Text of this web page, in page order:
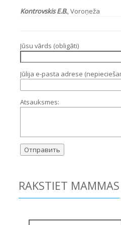
Kontrovskis E.B., Voroņeža
Jūsu vārds (obligāti)
Jūlija e-pasta adrese
Atsauksmes:
RAKSTIET MAMMAS